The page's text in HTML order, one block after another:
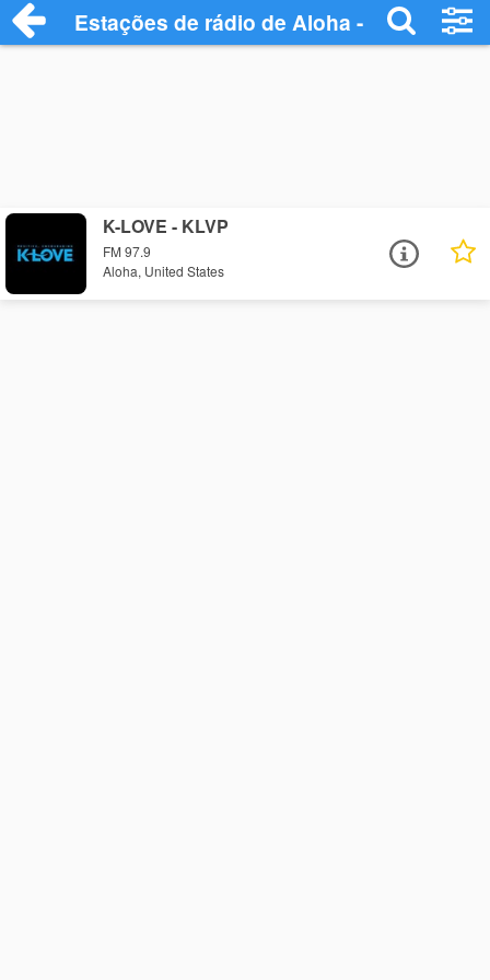
Estações de rádio de Aloha - Ouça
K-LOVE - KLVP
FM 97.9
Aloha, United States